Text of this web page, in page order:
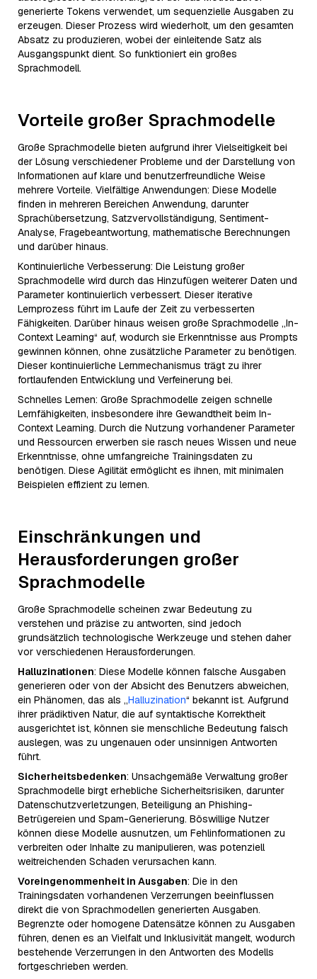
generierte Tokens verwendet, um sequenzielle Ausgaben zu
erzeugen. Dieser Prozess wird wiederholt, um den gesamten
Absatz zu produzieren, wobei der einleitende Satz als
Ausgangspunkt dient. So funktioniert ein großes
Sprachmodell.
Vorteile großer Sprachmodelle
Große Sprachmodelle bieten aufgrund ihrer Vielseitigkeit bei
der Lösung verschiedener Probleme und der Darstellung von
Informationen auf klare und benutzerfreundliche Weise
mehrere Vorteile. Vielfältige Anwendungen: Diese Modelle
finden in mehreren Bereichen Anwendung, darunter
Sprachübersetzung, Satzvervollständigung, Sentiment-
Analyse, Fragebeantwortung, mathematische Berechnungen
und darüber hinaus.
Kontinuierliche Verbesserung: Die Leistung großer
Sprachmodelle wird durch das Hinzufügen weiterer Daten und
Parameter kontinuierlich verbessert. Dieser iterative
Lernprozess führt im Laufe der Zeit zu verbesserten
Fähigkeiten. Darüber hinaus weisen große Sprachmodelle „In-
Context Learning“ auf, wodurch sie Erkenntnisse aus Prompts
gewinnen können, ohne zusätzliche Parameter zu benötigen.
Dieser kontinuierliche Lernmechanismus trägt zu ihrer
fortlaufenden Entwicklung und Verfeinerung bei.
Schnelles Lernen: Große Sprachmodelle zeigen schnelle
Lernfähigkeiten, insbesondere ihre Gewandtheit beim In-
Context Learning. Durch die Nutzung vorhandener Parameter
und Ressourcen erwerben sie rasch neues Wissen und neue
Erkenntnisse, ohne umfangreiche Trainingsdaten zu
benötigen. Diese Agilität ermöglicht es ihnen, mit minimalen
Beispielen effizient zu lernen.
Einschränkungen und
Herausforderungen großer
Sprachmodelle
Große Sprachmodelle scheinen zwar Bedeutung zu
verstehen und präzise zu antworten, sind jedoch
grundsätzlich technologische Werkzeuge und stehen daher
vor verschiedenen Herausforderungen.
Halluzinationen: Diese Modelle können falsche Ausgaben
generieren oder von der Absicht des Benutzers abweichen,
ein Phänomen, das als „Halluzination“ bekannt ist. Aufgrund
ihrer prädiktiven Natur, die auf syntaktische Korrektheit
ausgerichtet ist, können sie menschliche Bedeutung falsch
auslegen, was zu ungenauen oder unsinnigen Antworten
führt.
Sicherheitsbedenken: Unsachgemäße Verwaltung großer
Sprachmodelle birgt erhebliche Sicherheitsrisiken, darunter
Datenschutzverletzungen, Beteiligung an Phishing-
Betrügereien und Spam-Generierung. Böswillige Nutzer
können diese Modelle ausnutzen, um Fehlinformationen zu
verbreiten oder Inhalte zu manipulieren, was potenziell
weitreichenden Schaden verursachen kann.
Voreingenommenheit in Ausgaben: Die in den
Trainingsdaten vorhandenen Verzerrungen beeinflussen
direkt die von Sprachmodellen generierten Ausgaben.
Begrenzte oder homogene Datensätze können zu Ausgaben
führen, denen es an Vielfalt und Inklusivität mangelt, wodurch
bestehende Verzerrungen in den Antworten des Modells
fortgeschrieben werden.